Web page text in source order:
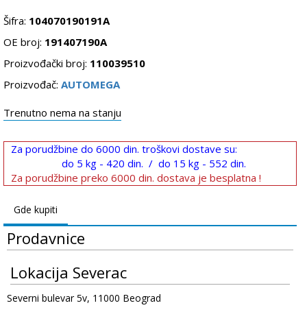
Šifra: 104070190191A
OE broj: 191407190A
Proizvođački broj: 110039510
Proizvođač: AUTOMEGA
Trenutno nema na stanju
Za porudžbine do 6000 din. troškovi dostave su:
do 5 kg - 420 din. / do 15 kg - 552 din.
Za porudžbine preko 6000 din. dostava je besplatna !
Gde kupiti
Prodavnice
Lokacija Severac
Severni bulevar 5v, 11000 Beograd